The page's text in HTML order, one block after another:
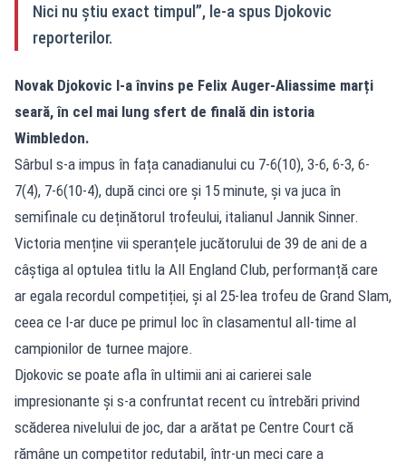
Nici nu știu exact timpul”, le-a spus Djokovic
reporterilor.
Novak Djokovic l-a învins pe Felix Auger-Aliassime marți
seară, în cel mai lung sfert de finală din istoria
Wimbledon.
Sârbul s-a impus în fața canadianului cu 7-6(10), 3-6, 6-3, 6-
7(4), 7-6(10-4), după cinci ore și 15 minute, și va juca în
semifinale cu deținătorul trofeului, italianul Jannik Sinner.
Victoria menține vii speranțele jucătorului de 39 de ani de a
câștiga al optulea titlu la All England Club, performanță care
ar egala recordul competiției, și al 25-lea trofeu de Grand Slam,
ceea ce l-ar duce pe primul loc în clasamentul all-time al
campionilor de turnee majore.
Djokovic se poate afla în ultimii ani ai carierei sale
impresionante și s-a confruntat recent cu întrebări privind
scăderea nivelului de joc, dar a arătat pe Centre Court că
rămâne un competitor redutabil, într-un meci care a